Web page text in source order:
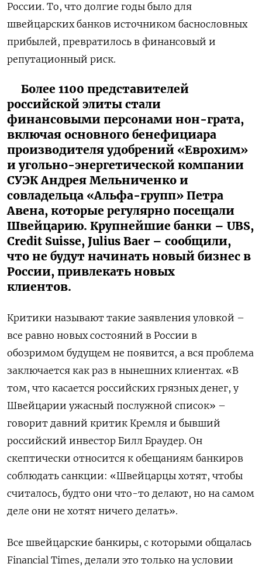
России. То, что долгие годы было для
швейцарских банков источником баснословных
прибылей, превратилось в финансовый и
репутационный риск.
Более 1100 представителей
российской элиты стали
финансовыми персонами нон-грата,
включая основного бенефициара
производителя удобрений «Еврохим»
и угольно-энергетической компании
СУЭК Андрея Мельниченко и
совладельца «Альфа-групп» Петра
Авена, которые регулярно посещали
Швейцарию. Крупнейшие банки – UBS,
Credit Suisse, Julius Baer – сообщили,
что не будут начинать новый бизнес в
России, привлекать новых
клиентов.
Критики называют такие заявления уловкой –
все равно новых состояний в России в
обозримом будущем не появится, а вся проблема
заключается как раз в нынешних клиентах. «В
том, что касается российских грязных денег, у
Швейцарии ужасный послужной список» –
говорит давний критик Кремля и бывший
российский инвестор Билл Браудер. Он
скептически относится к обещаниям банкиров
соблюдать санкции: «Швейцарцы хотят, чтобы
считалось, будто они что-то делают, но на самом
деле они не хотят ничего делать».
Все швейцарские банкиры, с которыми общалась
Financial Times, делали это только на условии